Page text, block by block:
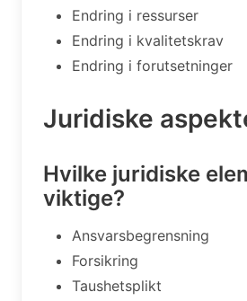
Endring i ressurser
Endring i kvalitetskrav
Endring i forutsetninger
Juridiske
Hvilke juridiske
viktige?
Ansvarsbegrensning
Forsikring
Taushetsplikt